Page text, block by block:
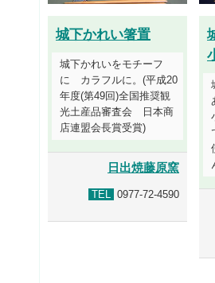
城下かれい箸置
城下かれいをモチーフ
に カラフルに。(平成20
年度(第49回)全国推奨観
光土産品審査会 日本商
店連盟会長賞受賞)
日出焼藤原窯
TEL 0977-72-4590